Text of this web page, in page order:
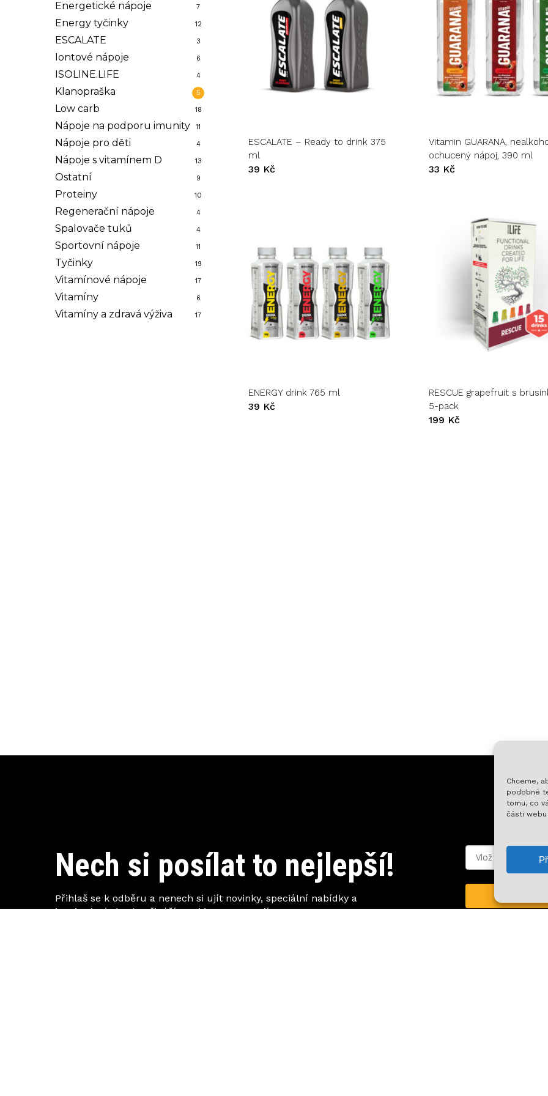
Chceme,
podobné
tomu, co
části
Energetické nápoje 7
Energy tyčinky 12
ESCALATE 3
Iontové nápoje 6
ISOLINE.LIFE 4
Klanopraška 5
Low carb 18
Nápoje na podporu imunity 11
Nápoje pro děti 4
Nápoje s vitamínem D 13
Ostatní 9
Proteiny 10
Regenerační nápoje 4
Spalovače tuků 4
Sportovní nápoje 11
Tyčinky 19
Vitamínové nápoje 17
Vitamíny 6
Vitamíny a zdravá výživa 17
variant.
Možnosti
lze
ESCALATE – Ready to drink 375
ml
39 Kč
Tento
produkt
variant.
Možnosti
lze
Vitamin GUARANA,
ochucený nápoj, 390 ml
33 Kč
Tento
variant.
Možnosti
ENERGY drink 765 ml
39 Kč
RESCUE grapefruit s
5-pack
199 Kč
Nech si posílat to nejlepší!
Přihlaš se k odběru a nenech si ujít novinky, speciální nabídky a
inspirativní obsah. Přinášíme ti jen to, co stojí za to!